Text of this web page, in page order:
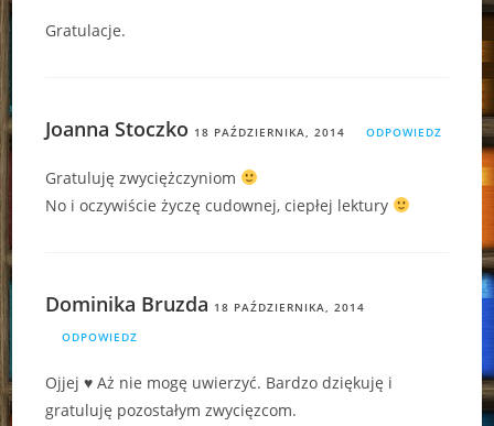
Gratulacje.
Joanna Stoczko 18 PAŹDZIERNIKA, 2014 ODPOWIEDZ
Gratuluję zwyciężczyniom
No i oczywiście życzę cudownej, ciepłej lektury
Dominika Bruzda 18 PAŹDZIERNIKA, 2014
ODPOWIEDZ
Ojjej ♥ Aż nie mogę uwierzyć. Bardzo dziękuję i
gratuluję pozostałym zwycięzcom.